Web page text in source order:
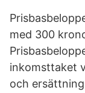
med 300
inkomsttaket
och